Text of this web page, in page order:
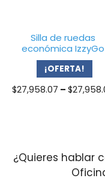
Silla de ruedas
económica IzzyGo
¡OFERTA!
$27,958.07 – $
¿Quieres hablar